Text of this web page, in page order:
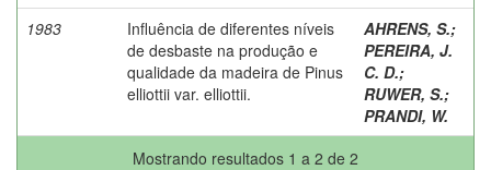
1983
Influência de diferentes níveis
de desbaste na produção e
qualidade da madeira de Pinus
elliottii var. elliottii.
AHRENS, S.;
PEREIRA, J.
C. D.;
RUWER, S.;
PRANDI, W.
Mostrando resultados 1 a 2 de 2